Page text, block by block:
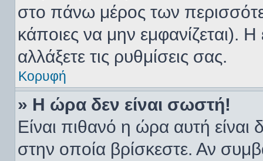
στο πάνω μέρος των
κάποιες να μην εμφανίζεται).
αλλάξετε τις ρυθμίσεις σας.
Κορυφή
» Η ώρα δεν είναι σωστή!
Είναι πιθανό η ώρα αυτή
στην οποία βρίσκεστε. Αν